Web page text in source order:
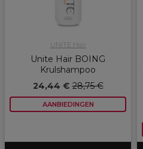
UNITE Hair
Unite Hair BOING
Krulshampoo
24,44 €28,75 €
AANBIEDINGEN